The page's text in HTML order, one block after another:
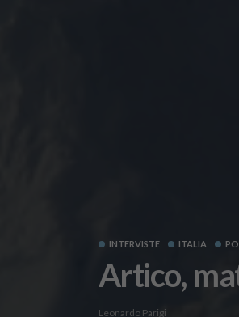
INTERVISTE ITALIA
Artico,
Leonardo Parigi